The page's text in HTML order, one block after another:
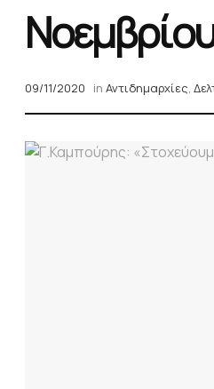
09/11/2020 in Αντιδημαρχίες,